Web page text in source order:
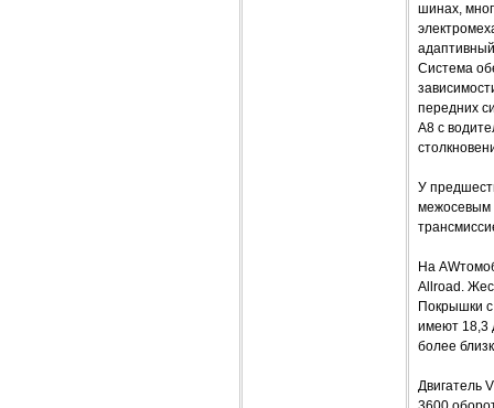
шинах,
Система
передних
A8 с
У
межосевым
На
Allroad.
Покрышки
имеют 18,3
более
Двигатель